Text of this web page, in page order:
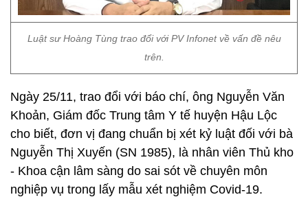
Luật sư Hoàng Tùng trao đổi với PV Infonet về vấn đề nêu
trên.
Ngày 25/11, trao đổi với báo chí, ông Nguyễn Văn
Khoản, Giám đốc Trung tâm Y tế huyện Hậu Lộc
cho biết, đơn vị đang chuẩn bị xét kỷ luật đối với bà
Nguyễn Thị Xuyến (SN 1985), là nhân viên Thủ kho
- Khoa cận lâm sàng do sai sót về chuyên môn
nghiệp vụ trong lấy mẫu xét nghiệm Covid-19.